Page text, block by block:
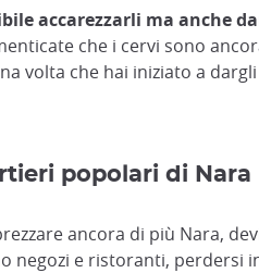
accarezzarli ma anche
che i cervi sono
volta che hai iniziato a
popolari di Nara
ancora di più Nara,
negozi e ristoranti, perdersi